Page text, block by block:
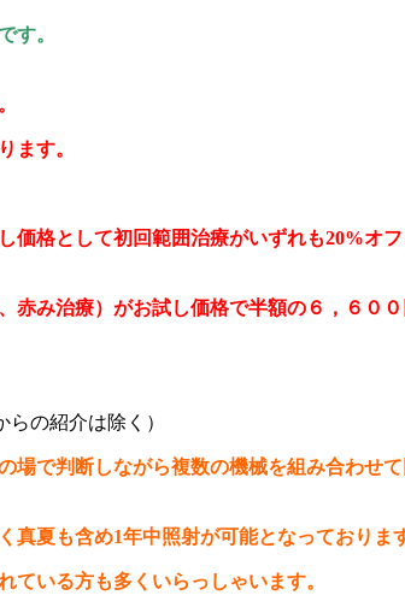
す。
ます。
格として初回範囲治療がいずれも20%オ
み治療）がお試し価格で半額の６，６０
の紹介は除く）
で判断しながら複数の機械を組み合わせ
夏も含め1年中照射が可能となっておりま
いる方も多くいらっしゃいます。